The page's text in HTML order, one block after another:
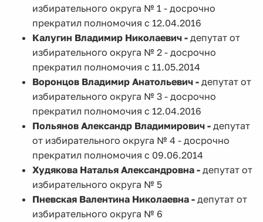
избирательного округа № 1 - досрочно
прекратил полномочия с 12.04.2016
Калугин Владимир Николаевич - депутат от
избирательного округа № 2 - досрочно
прекратил полномочия с 11.05.2014
Воронцов Владимир Анатольевич - депутат от
избирательного округа № 3 - досрочно
прекратил полномочия с 12.04.2016
Польянов Александр Владимирович - депутат
от избирательного округа № 4 - досрочно
прекратил полномочия с 09.06.2014
Худякова Наталья Александровна - депутат от
избирательного округа № 5
Пневская Валентина Николаевна - депутат от
избирательного округа № 6